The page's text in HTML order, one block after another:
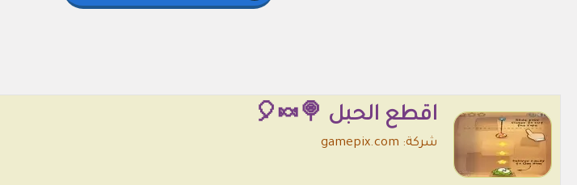
اقطع الحبل 🍭🍬🎈
شركة: gamepix.com